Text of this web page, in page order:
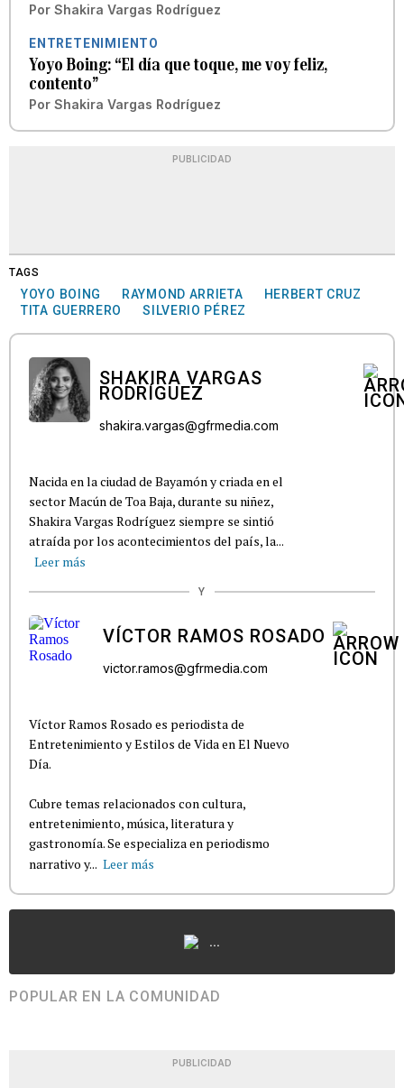
Por Shakira Vargas Rodríguez
ENTRETENIMIENTO
Yoyo Boing: “El día que toque, me voy feliz,
contento”
Por Shakira Vargas Rodríguez
PUBLICIDAD
TAGS
YOYO BOING RAYMOND ARRIETA
HERBERT CRUZ
TITA GUERRERO
SILVERIO PÉREZ
SHAKIRA VARGAS
RODRÍGUEZ
shakira.vargas@gfrmedia.com
Nacida en la ciudad de Bayamón y criada en el
sector Macún de Toa Baja, durante su niñez,
Shakira Vargas Rodríguez siempre se sintió
atraída por los acontecimientos del país, la...
Leer más
Y
VÍCTOR RAMOS ROSADO
victor.ramos@gfrmedia.com
Víctor Ramos Rosado es periodista de
Entretenimiento y Estilos de Vida en El Nuevo
Día.
Cubre temas relacionados con cultura,
entretenimiento, música, literatura y
gastronomía. Se especializa en periodismo
narrativo y... Leer más
...
POPULAR EN LA COMUNIDAD
PUBLICIDAD